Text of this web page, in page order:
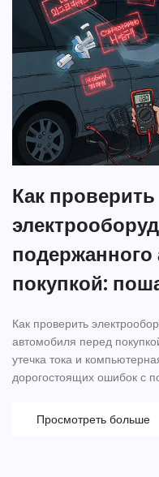
Как проверить
покупкой:
Как проверить
автомобиля перед
утечка тока и
дорогостоящих ошибок с
Просмотреть больше